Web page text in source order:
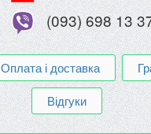
(093) 698 13
Оплата і доставка
Відгуки